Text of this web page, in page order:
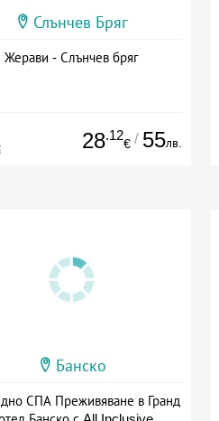
Слънчев Бряг
Жерави - Слънчев бряг
28.12
€ / 55лв.
Банско
СПА Преживяване в Гранд